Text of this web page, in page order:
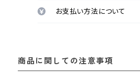
お支払い方法について
商品に関しての注意事項